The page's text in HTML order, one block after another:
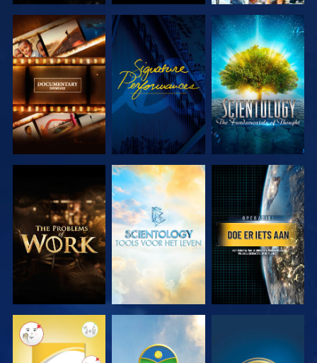
VERKEN DE
SERIE
KIJK
VERKEN DE
SERIE
VERKEN DE
SERIE
VERKEN DE
SERIE
KIJK
KIJK KIJK KIJK